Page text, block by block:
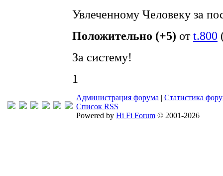
Увлеченному Человеку за
Положительно (+5) отt.800
За систему!
1
Администрация форума | Статистика
Список RSS
Powered by Hi Fi Forum © 2001-2026